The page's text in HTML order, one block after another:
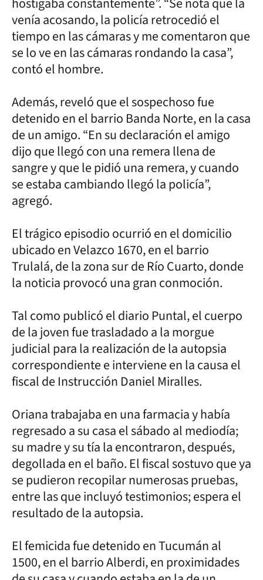
venía acosando, la policía retrocedió el
tiempo en las cámaras y me comentaron que
se lo ve en las cámaras rondando la casa”,
contó el hombre.
Además, reveló que el sospechoso fue
detenido en el barrio Banda Norte, en la casa
de un amigo. “En su declaración el amigo
dijo que llegó con una remera llena de
sangre y que le pidió una remera, y cuando
se estaba cambiando llegó la policía”,
agregó.
El trágico episodio ocurrió en el domicilio
ubicado en Velazco 1670, en el barrio
Trulalá, de la zona sur de Río Cuarto, donde
la noticia provocó una gran conmoción.
Tal como publicó el diario Puntal, el cuerpo
de la joven fue trasladado a la morgue
judicial para la realización de la autopsia
correspondiente e interviene en la causa el
fiscal de Instrucción Daniel Miralles.
Oriana trabajaba en una farmacia y había
regresado a su casa el sábado al mediodía;
su madre y su tía la encontraron, después,
degollada en el baño. El fiscal sostuvo que ya
se pudieron recopilar numerosas pruebas,
entre las que incluyó testimonios; espera el
resultado de la autopsia.
El femicida fue detenido en Tucumán al
1500, en el barrio Alberdi, en proximidades